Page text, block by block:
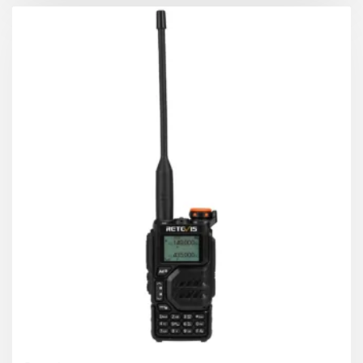
Με υψηλή ισχύ 5W και μεγάλη κεραία, μπορεί να
πραγματοποιήσει σταθερή επικοινωνία στα όρια της
Ο πομποδέκτης μεγάλης εμβέλειας C1 καθιστά την
επικοινωνία σταθερή και ομαλή όταν βρίσκεστε σε
διαφορετικές θέσεις σε υπαίθριες δραστηριότητες ή
επικοινωνία και την αποδοτικότητα της εργασίας.
Φορητός πομποδέκτης διπλής ζώνης, εκπέμπει και
λαμβάνει δύο κανάλια ταυτόχρονα, επιλέξτε την
επιθυμητή ζώνη συχνοτήτων με βάση τις
συγκεκριμένες ανάγκες
Καθιστά την επικοινωνία ευέλικτη και
αποτελεσματική, επιτρέπει να χρησιμοποιείτε
συχνότητες 2m σε περιβάλλον πόλης, συχνότητες